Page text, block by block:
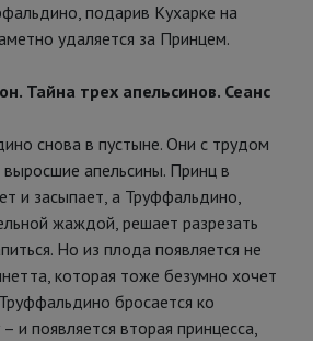
подарив Кухарке на
удаляется за Принцем.
Тайна трех апельсинов. Сеанс
снова в пустыне. Они с трудом
апельсины. Принц в
и засыпает, а Труффальдино,
жаждой, решает разрезать
Но из плода появляется не
которая тоже безумно хочет
бросается ко
и появляется вторая принцесса,